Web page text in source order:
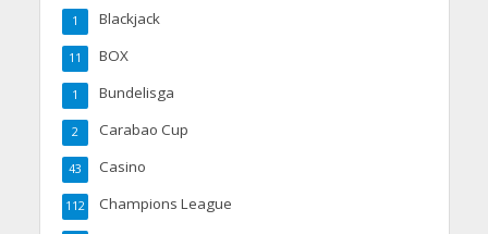
Blackjack
1
BOX
11
Bundelisga
1
Carabao Cup
2
Casino
43
Champions League
112